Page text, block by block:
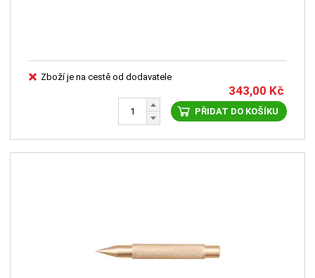
Zboží je na cestě od dodavatele
343,00 Kč
PŘIDAT DO KOŠÍKU